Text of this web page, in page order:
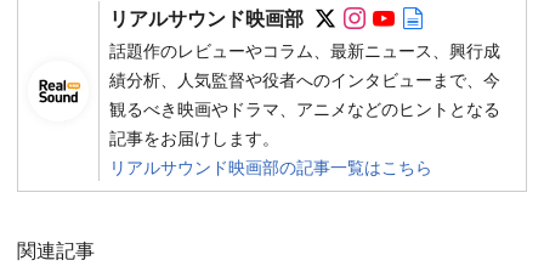
リアルサウンド映画部 Follow on SNS
Follow on SNS
Follow on
話題作のレビューやコラム、最新ニュース、興行成
績分析、人気監督や役者へのインタビューまで、今
観るべき映画やドラマ、アニメなどのヒントとなる
記事をお届けします。
リアルサウンド映画部の記事一覧はこちら
関連記事